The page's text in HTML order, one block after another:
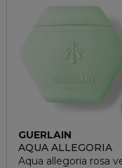
GUERLAIN
AQUA ALLEGORIA
Aqua allegoria rosa